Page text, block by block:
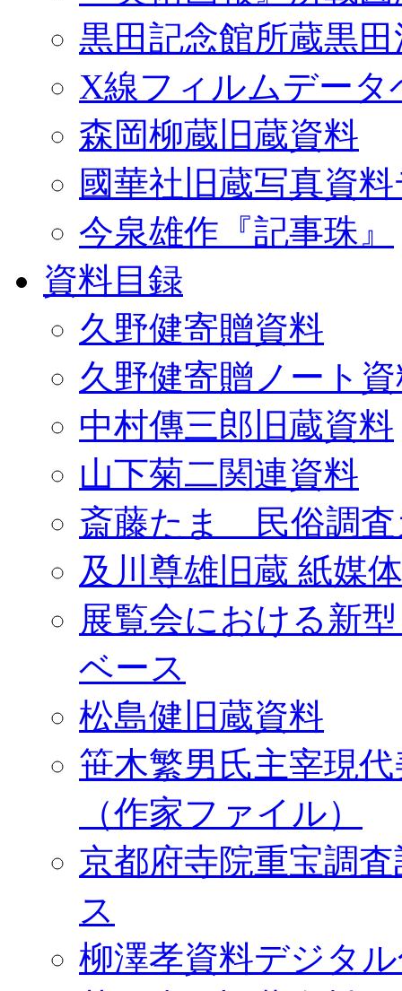
黒田記念館所蔵黒
X線フィルムデータ
森岡柳蔵旧蔵資料
國華社旧蔵写真資
今泉雄作『記事珠』
資料目録
久野健寄贈資料
久野健寄贈ノート
中村傳三郎旧蔵資料
山下菊二関連資料
斎藤たま 民俗調査
及川尊雄旧蔵 紙媒
展覧会における新
ベース
松島健旧蔵資料
笹木繁男氏主宰現
（作家ファイル）
京都府寺院重宝調
ス
柳澤孝資料デジタ